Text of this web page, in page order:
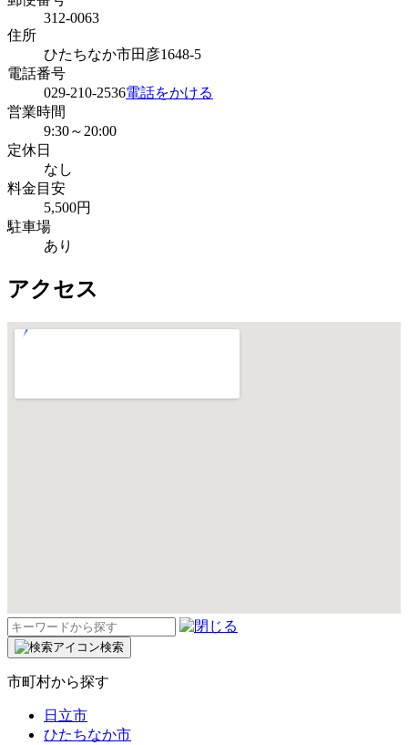
312-0063
住所
ひたちなか市田彦1648-5
電話番号
029-210-2536電話をかける
営業時間
9:30～20:00
定休日
なし
料金目安
5,500円
駐車場
あり
アクセス
検
索:
検索
市町村から探す
日立市
ひたちなか市